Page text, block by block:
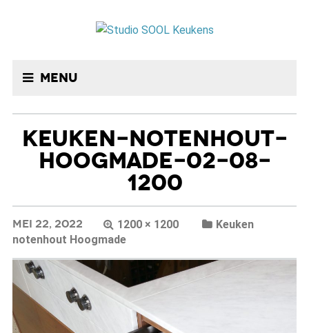
Menu
KEUKEN-NOTENHOUT-
HOOGMADE-02-08-
1200
MEI 22, 2022 1200 × 1200
Keuken
notenhout Hoogmade